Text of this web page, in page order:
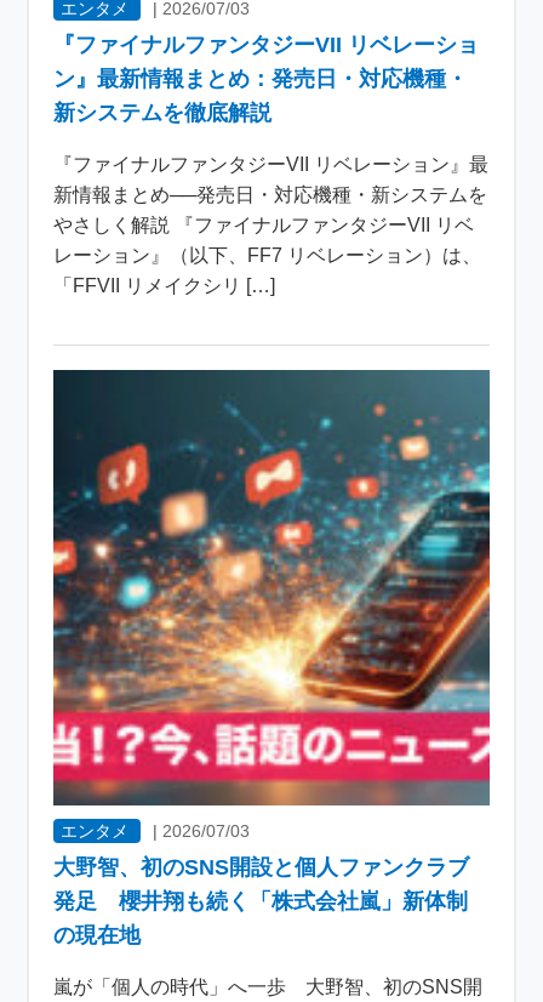
エンタメ | 2026/07/03
『ファイナルファンタジーVII リベレーショ
ン』最新情報まとめ：発売日・対応機種・
新システムを徹底解説
『ファイナルファンタジーVII リベレーション』最
新情報まとめ──発売日・対応機種・新システムを
やさしく解説 『ファイナルファンタジーVII リベ
レーション』（以下、FF7 リベレーション）は、
「FFVII リメイクシリ […]
エンタメ | 2026/07/03
大野智、初のSNS開設と個人ファンクラブ
発足 櫻井翔も続く「株式会社嵐」新体制
の現在地
嵐が「個人の時代」へ一歩 大野智、初のSNS開